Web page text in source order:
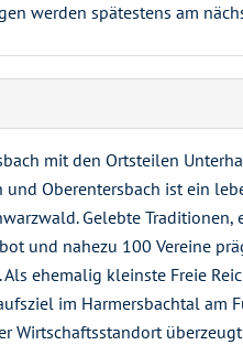
werden spätestens am
mit den Ortsteilen
und Oberentersbach ist ein
Gelebte Traditionen,
und nahezu 100 Vereine
Als ehemalig kleinste Freie
im Harmersbachtal am
Wirtschaftsstandort